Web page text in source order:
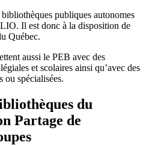
bibliothèques publiques autonomes
Il est donc à la disposition de
Québec.
aussi le PEB avec des
et scolaires ainsi qu’avec des
ou spécialisées.
du
Partage de